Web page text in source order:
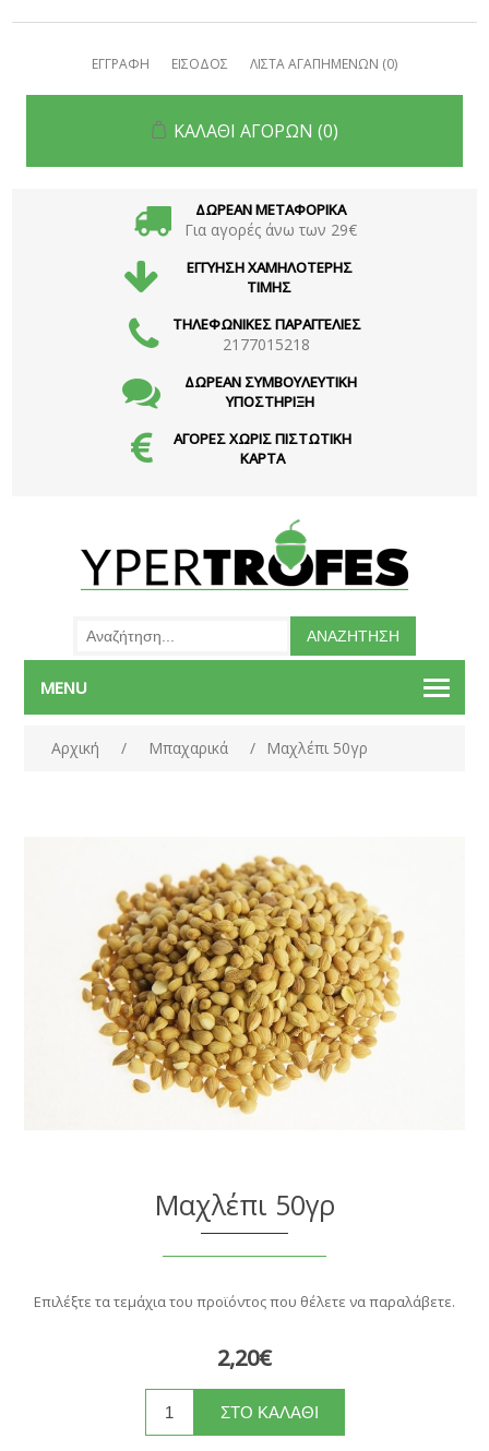
ΕΓΓΡΑΦΗ ΕΙΣΟΔΟΣ ΛΙΣΤΑ ΑΓΑΠΗΜΕΝΩΝ (0)
ΚΑΛΑΘΙ ΑΓΟΡΩΝ (0)
ΔΩΡΕΑΝ ΜΕΤΑΦΟΡΙΚΑ
Για αγορές άνω των 29€
ΕΓΓΥΗΣΗ ΧΑΜΗΛΟΤΕΡΗΣ
ΤΙΜΗΣ
ΤΗΛΕΦΩΝΙΚΕΣ ΠΑΡΑΓΓΕΛΙΕΣ
2177015218
ΔΩΡΕΑΝ ΣΥΜΒΟΥΛΕΥΤΙΚΗ
ΥΠΟΣΤΗΡΙΞΗ
ΑΓΟΡΕΣ ΧΩΡΙΣ ΠΙΣΤΩΤΙΚΗ
ΚΑΡΤΑ
MENU
Αρχική / Μπαχαρικά / Μαχλέπι 50γρ
Μαχλέπι 50γρ
Επιλέξτε τα τεμάχια του προϊόντος που θέλετε να παραλάβετε.
2,20€